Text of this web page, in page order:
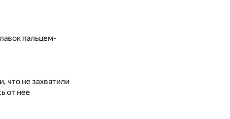
пальцем-
что не захватили
от нее